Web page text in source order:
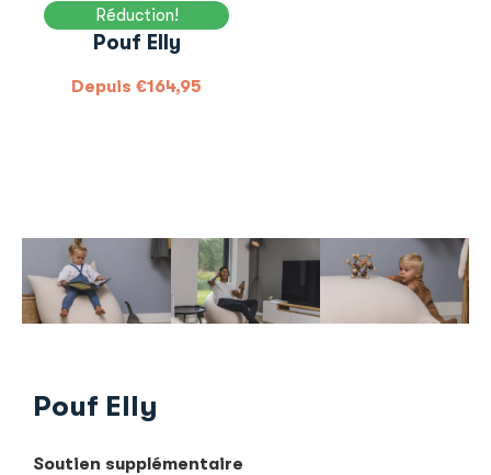
Réduction!
Pouf Elly
Depuis €164,95
Pouf Elly
Soutien supplémentaire